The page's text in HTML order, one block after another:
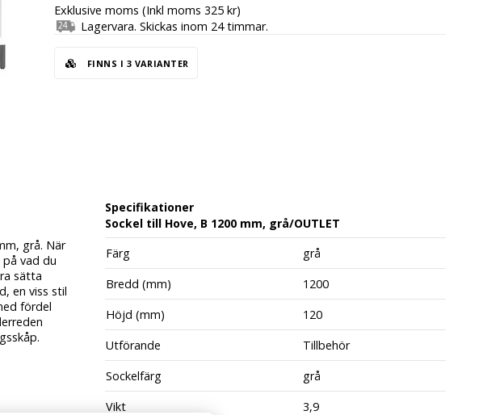
Exklusive moms (Inkl moms 325 kr)
Lagervara. Skickas inom 24 timmar.
FINNS I 3 VARIANTER
grå. När
vad du
sätta
en viss stil
fördel
Specifikationer
Sockel till Hove, B 1200 mm, grå/OUTLET
Färg
grå
Bredd (mm)
1200
Höjd (mm)
120
Utförande
Tillbehör
Sockelfärg
grå
Vikt
3,9